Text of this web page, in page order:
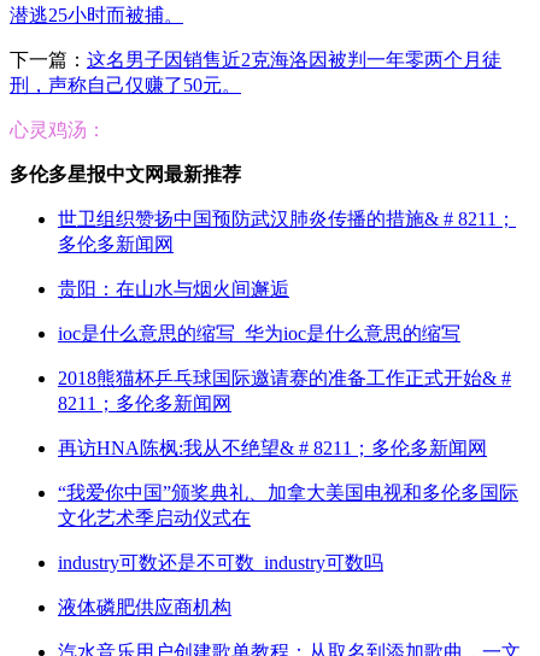
潜逃25小时而被捕。
下一篇： 这名男子因销售近2克海洛因被判一年零两个月徒
刑，声称自己仅赚了50元。
心灵鸡汤：
多伦多星报中文网最新推荐
世卫组织赞扬中国预防武汉肺炎传播的措施& # 8211；
多伦多新闻网
贵阳：在山水与烟火间邂逅
ioc是什么意思的缩写_华为ioc是什么意思的缩写
2018熊猫杯乒乓球国际邀请赛的准备工作正式开始& #
8211；多伦多新闻网
再访HNA陈枫:我从不绝望& # 8211；多伦多新闻网
“我爱你中国”颁奖典礼、加拿大美国电视和多伦多国际
文化艺术季启动仪式在
industry可数还是不可数_industry可数吗
液体磷肥供应商机构
汽水音乐用户创建歌单教程：从取名到添加歌曲，一文